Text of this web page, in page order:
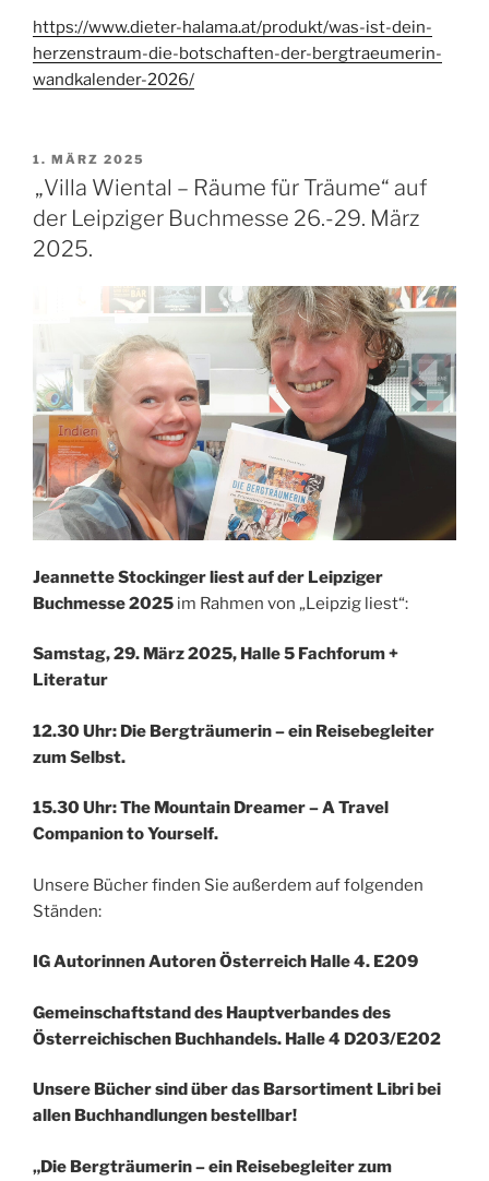
https://www.dieter-halama.at/produkt/was-ist-dein-
herzenstraum-die-botschaften-der-bergtraeumerin-
wandkalender-2026/
VERÖFFENTLICHT
AM
1. MÄRZ 2025
„Villa Wiental – Räume für Träume“ auf
der Leipziger Buchmesse 26.-29. März
2025.
Jeannette Stockingerliestauf der Leipziger
Buchmesse 2025 im Rahmen von „Leipzig liest“:
Samstag, 29. März 2025, Halle 5 Fachforum +
Literatur
12.30 Uhr: Die Bergträumerin – ein Reisebegleiter
zum Selbst.
15.30 Uhr: The Mountain Dreamer – A Travel
Companion to Yourself.
Unsere Bücher finden Sie außerdem auf folgenden
Ständen:
IG Autorinnen Autoren Österreich Halle 4. E209
Gemeinschaftstand des Hauptverbandes des
Österreichischen Buchhandels. Halle4 D203/E202
Unsere Bücher sind über das Barsortiment Libri bei
allen Buchhandlungen bestellbar!
„Die Bergträumerin – ein Reisebegleiter zum